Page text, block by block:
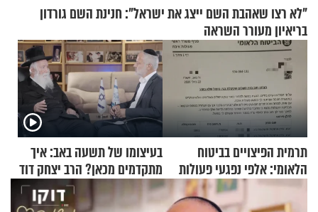
"לא רצו שאהבת השם ייצג את ישראל": חנינת השם גורדון
בריאיון מעורר השראה
תרמית הפיצויים בביטוח
הלאומי: אלפי נפגעי פעולות
איבה קיבלו כספים במירמה
בעיצומו של תשעה באב: איך
מתקדמים מכאן? הרב יצחק דוד
גרוסמן בשיחה מיוחדת